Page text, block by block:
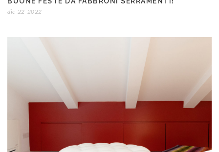
dic 22 2022